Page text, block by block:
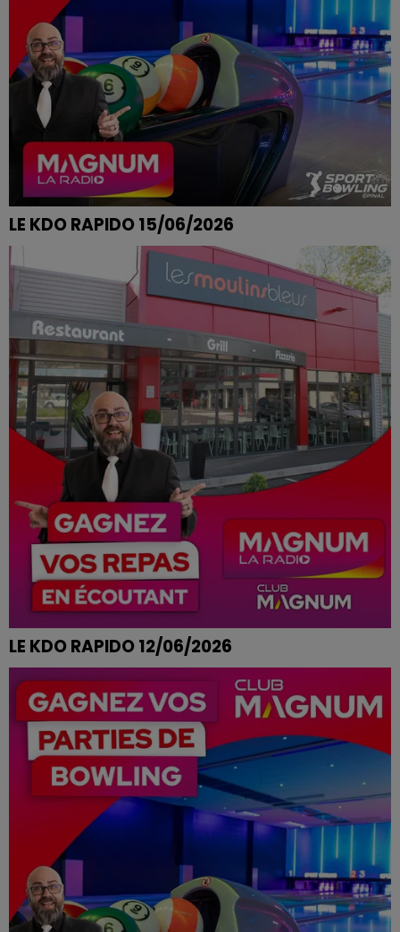
LE KDO RAPIDO 15/06/2026
AURÉLIE DE THAON LES VOSGES REMPORTE SES
PARTIES DE BOWLING CHEZ SPORT BOWLING A EPINAL
LE KDO RAPIDO 12/06/2026
ELODIE DE LIGNEVILLE REMPORTE SON REPAS AUX
MOULINS BLEUS A EPINAL